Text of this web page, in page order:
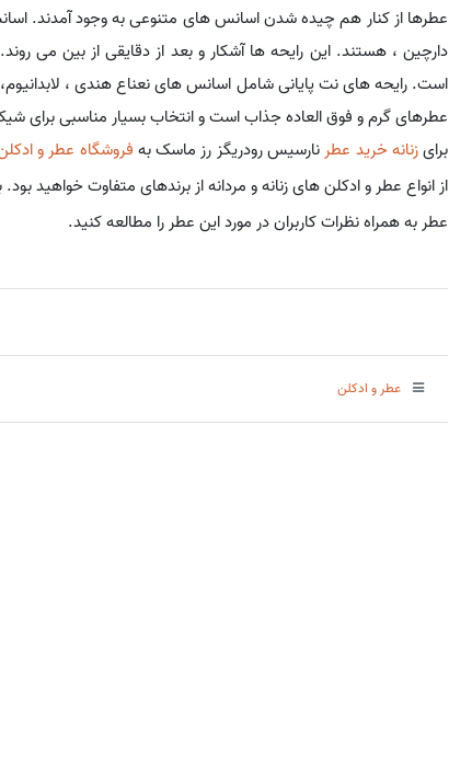
عطرها از کنار هم چیده شدن اسانس های متنوعی به وجود آمدند.
دارچین ، هستند. این رایحه ها آشکار و بعد از دقایقی از بین
است. رایحه های نت پایانی شامل اسانس های نعناع هندی ،
عطرهای گرم و فوق العاده جذاب است و انتخاب بسیار مناسبی برای
برایزنانه خرید عطر نارسیس رودریگز رز ماسک به فروشگاه عطر و
از انواع عطر و ادکلن های زنانه و مردانه از برندهای متفاوت خواهید
عطر به همراه نظرات کاربران در مورد این عطر را مطالعه کنید.
عطر و ادکلن